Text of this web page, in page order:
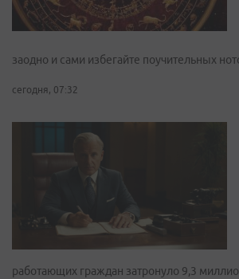
заодно и сами избегайте поучительных
сегодня, 07:32
работающих граждан затронуло 9,3